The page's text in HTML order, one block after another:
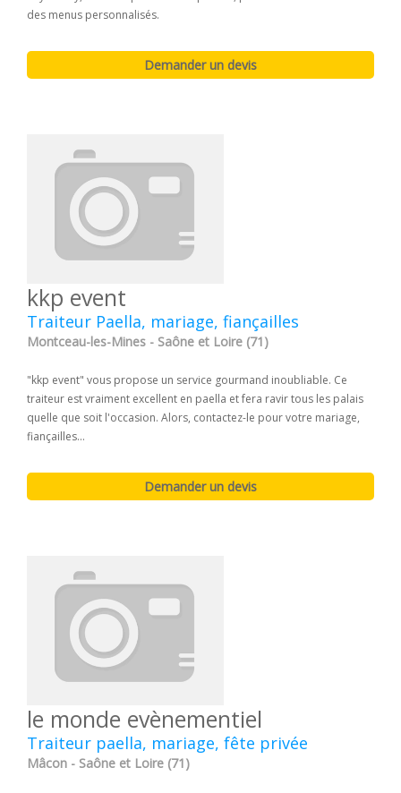
des menus personnalisés.
kkp event
Traiteur Paella, mariage, fiançailles
Montceau-les-Mines - Saône et Loire (71)
"kkp event" vous propose un service gourmand inoubliable. Ce
traiteur est vraiment excellent en paella et fera ravir tous les palais
quelle que soit l'occasion. Alors, contactez-le pour votre mariage,
fiançailles...
le monde evènementiel
Traiteur paella, mariage, fête privée
Mâcon - Saône et Loire (71)